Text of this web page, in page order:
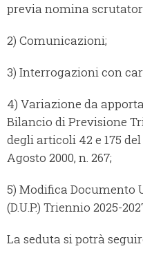
previa nomina
2) Comunicazioni;
3) Interrogazioni con
4) Variazione da
Bilancio di Previsione
degli articoli 42 e 175
Agosto 2000, n. 267;
5) Modifica Documento
(D.U.P.) Triennio 2025-
La seduta si potrà